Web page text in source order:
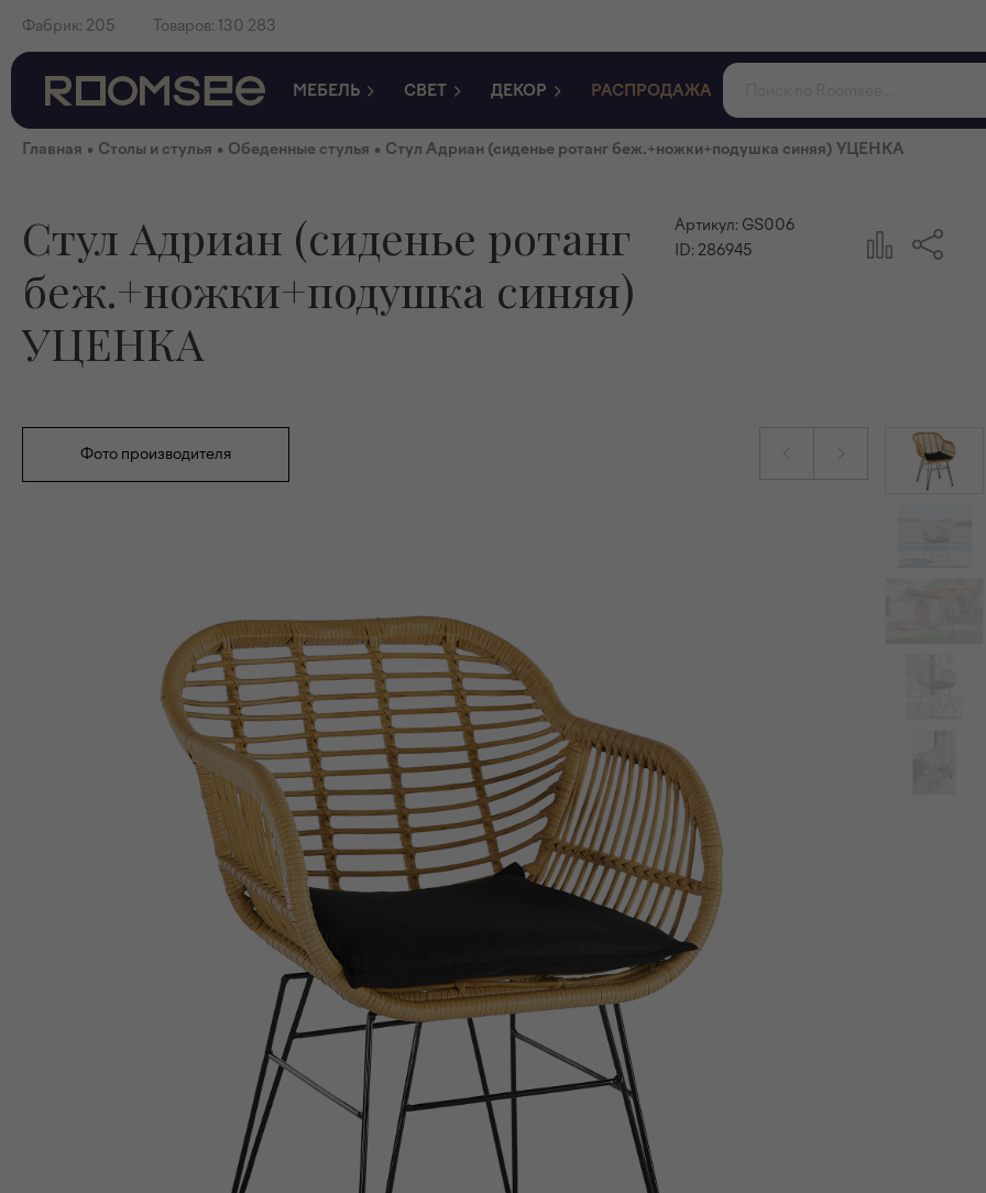
Фабрик: 205 Товаров: 130 283
МЕБЕЛЬ СВЕТ ДЕКОР РАСПРОДАЖА
Главная • Столы и стулья • Обеденные стулья • Стул Адриан (сиденье ротанг беж.+ножки+подушка синяя) УЦЕНКА
Стул Адриан (сиденье ротанг
беж.+ножки+подушка синяя)
УЦЕНКА
Артикул: GS006
ID: 286945
Фото производителя